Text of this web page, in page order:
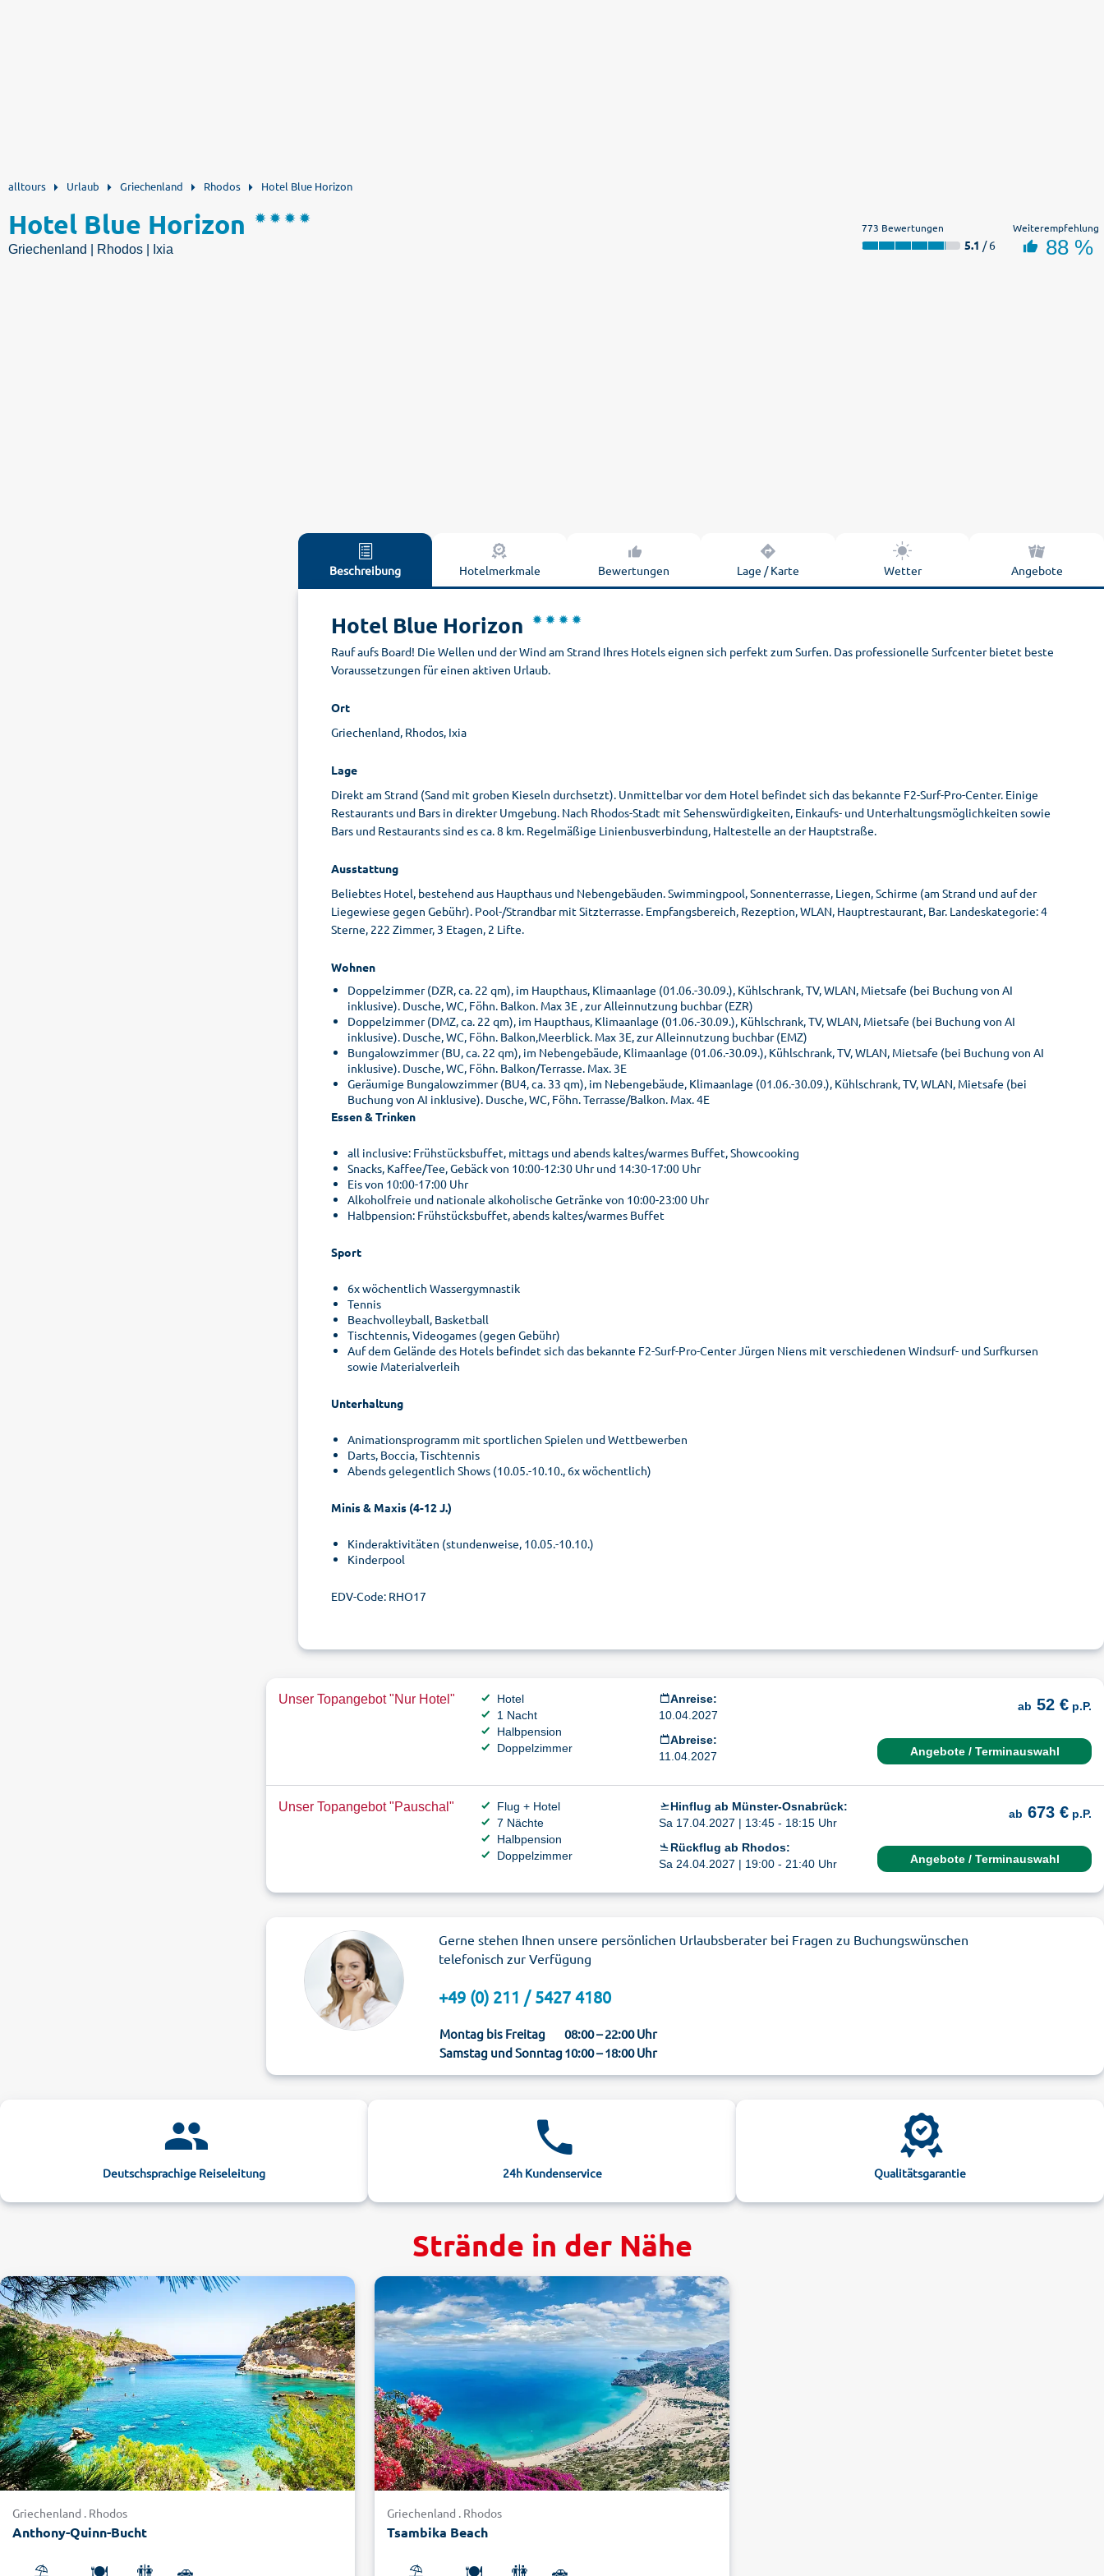
alltours Urlaub Griechenland Rhodos Hotel Blue Horizon
Hotel Blue Horizon
Griechenland | Rhodos | Ixia
773 Bewertungen
5.1 / 6
Weiterempfehlung
88 %
Beschreibung Hotelmerkmale Bewertungen Lage / Karte Wetter Angebote
Hotel Blue Horizon
Rauf aufs Board! Die Wellen und der Wind am Strand Ihres Hotels eignen sich perfekt zum Surfen. Das professionelle Surfcenter bietet beste
Voraussetzungen für einen aktiven Urlaub.
Ort
Griechenland, Rhodos, Ixia
Lage
Direkt am Strand (Sand mit groben Kieseln durchsetzt). Unmittelbar vor dem Hotel befindet sich das bekannte F2-Surf-Pro-Center. Einige
Restaurants und Bars in direkter Umgebung. Nach Rhodos-Stadt mit Sehenswürdigkeiten, Einkaufs- und Unterhaltungsmöglichkeiten sowie
Bars und Restaurants sind es ca. 8 km. Regelmäßige Linienbusverbindung, Haltestelle an der Hauptstraße.
Ausstattung
Beliebtes Hotel, bestehend aus Haupthaus und Nebengebäuden. Swimmingpool, Sonnenterrasse, Liegen, Schirme (am Strand und auf der
Liegewiese gegen Gebühr). Pool-/Strandbar mit Sitzterrasse. Empfangsbereich, Rezeption, WLAN, Hauptrestaurant, Bar. Landeskategorie: 4
Sterne, 222 Zimmer, 3 Etagen, 2 Lifte.
Wohnen
Doppelzimmer (DZR, ca. 22 qm), im Haupthaus, Klimaanlage (01.06.-30.09.), Kühlschrank, TV, WLAN, Mietsafe (bei Buchung von AI
inklusive). Dusche, WC, Föhn. Balkon. Max 3E , zur Alleinnutzung buchbar (EZR)
Doppelzimmer (DMZ, ca. 22 qm), im Haupthaus, Klimaanlage (01.06.-30.09.), Kühlschrank, TV, WLAN, Mietsafe (bei Buchung von AI
inklusive). Dusche, WC, Föhn. Balkon,Meerblick. Max 3E, zur Alleinnutzung buchbar (EMZ)
Bungalowzimmer (BU, ca. 22 qm), im Nebengebäude, Klimaanlage (01.06.-30.09.), Kühlschrank, TV, WLAN, Mietsafe (bei Buchung von AI
inklusive). Dusche, WC, Föhn. Balkon/Terrasse. Max. 3E
Geräumige Bungalowzimmer (BU4, ca. 33 qm), im Nebengebäude, Klimaanlage (01.06.-30.09.), Kühlschrank, TV, WLAN, Mietsafe (bei
Buchung von AI inklusive). Dusche, WC, Föhn. Terrasse/Balkon. Max. 4E
Essen & Trinken
all inclusive: Frühstücksbuffet, mittags und abends kaltes/warmes Buffet, Showcooking
Snacks, Kaffee/Tee, Gebäck von 10:00-12:30 Uhr und 14:30-17:00 Uhr
Eis von 10:00-17:00 Uhr
Alkoholfreie und nationale alkoholische Getränke von 10:00-23:00 Uhr
Halbpension: Frühstücksbuffet, abends kaltes/warmes Buffet
Sport
6x wöchentlich Wassergymnastik
Tennis
Beachvolleyball, Basketball
Tischtennis, Videogames (gegen Gebühr)
Auf dem Gelände des Hotels befindet sich das bekannte F2-Surf-Pro-Center Jürgen Niens mit verschiedenen Windsurf- und Surfkursen
sowie Materialverleih
Unterhaltung
Animationsprogramm mit sportlichen Spielen und Wettbewerben
Darts, Boccia, Tischtennis
Abends gelegentlich Shows (10.05.-10.10., 6x wöchentlich)
Minis & Maxis (4-12 J.)
Kinderaktivitäten (stundenweise, 10.05.-10.10.)
Kinderpool
EDV-Code: RHO17
Unser Topangebot "Nur Hotel"
Hotel
1 Nacht
Halbpension
Doppelzimmer
Anreise:
10.04.2027
Abreise:
11.04.2027
ab 52 € p.P.
Angebote / Terminauswahl
Unser Topangebot "Pauschal"
Flug + Hotel
7 Nächte
Halbpension
Doppelzimmer
Hinflug ab Münster-Osnabrück:
Sa 17.04.2027 | 13:45 - 18:15 Uhr
Rückflug ab Rhodos:
Sa 24.04.2027 | 19:00 - 21:40 Uhr
ab 673 € p.P.
Angebote / Terminauswahl
Gerne stehen Ihnen unsere persönlichen Urlaubsberater bei Fragen zu Buchungswünschen
telefonisch zur Verfügung
+49 (0) 211 / 5427 4180
Montag bis Freitag
08:00 – 22:00 Uhr
Samstag und Sonntag10:00 – 18:00 Uhr
Deutschsprachige Reiseleitung 24h Kundenservice Qualitätsgarantie
Strände in der Nähe
Griechenland . Rhodos
Anthony-Quinn-Bucht
⛱️ 🍽️ 🚻 🚗
Griechenland . Rhodos
Tsambika Beach
⛱️ 🍽️ 🚻 🚗